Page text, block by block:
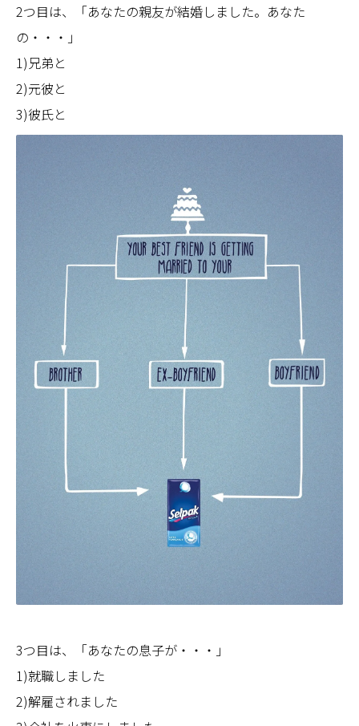
2つ目は、「あなたの親友が結婚しました。あなた
の・・・」
1)兄弟と
2)元彼と
3)彼氏と
3つ目は、「あなたの息子が・・・」
1)就職しました
2)解雇されました